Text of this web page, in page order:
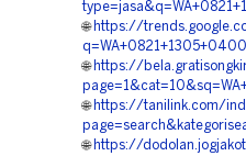
🌐 https://
🌐 https://
🌐 https://tanilink.com/
🌐 https://